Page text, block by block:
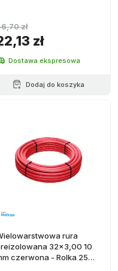
zł
zł
Dostawa ekspresowa
Dodaj do koszyka
rura
32x3,00 10
czerwona - Rolka 25